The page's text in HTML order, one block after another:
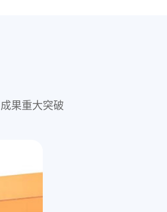
果重大突破
大领域，具备安
充放电能力优等